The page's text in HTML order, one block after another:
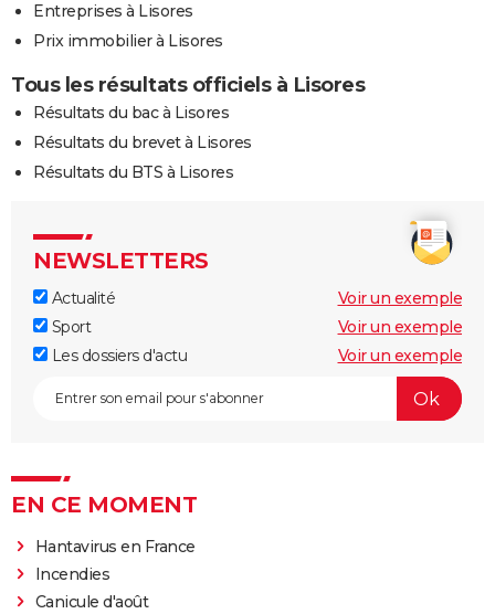
Entreprises à Lisores
Prix immobilier à Lisores
Tous les résultats officiels à Lisores
Résultats du bac à Lisores
Résultats du brevet à Lisores
Résultats du BTS à Lisores
NEWSLETTERS
Actualité
Voir un exemple
Sport
Voir un exemple
Les dossiers d'actu
Voir un exemple
EN CE MOMENT
Hantavirus en France
Incendies
Canicule d'août